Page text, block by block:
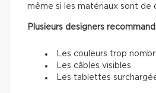
même si les matériaux sont de
Plusieurs designers
Les couleurs trop
Les câbles visibles
Les tablettes